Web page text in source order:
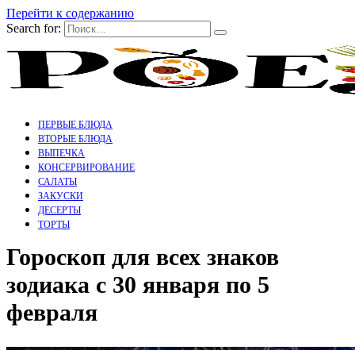
Перейти к содержанию
Search for:
ПЕРВЫЕ БЛЮДА
ВТОРЫЕ БЛЮДА
ВЫПЕЧКА
КОНСЕРВИРОВАНИЕ
САЛАТЫ
ЗАКУСКИ
ДЕСЕРТЫ
ТОРТЫ
Гороскоп для всех знаков
зодиака с 30 января по 5
февраля